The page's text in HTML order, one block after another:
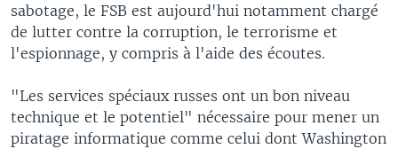
sabotage, le FSB est aujourd'hui notamment chargé
de lutter contre la corruption, le terrorisme et
l'espionnage, y compris à l'aide des écoutes.
"Les services spéciaux russes ont un bon niveau
technique et le potentiel" nécessaire pour mener un
piratage informatique comme celui dont Washington